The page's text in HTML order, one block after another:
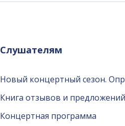
Слушателям
Новый концертный сезон.
Книга отзывов и предложений
Концертная программа